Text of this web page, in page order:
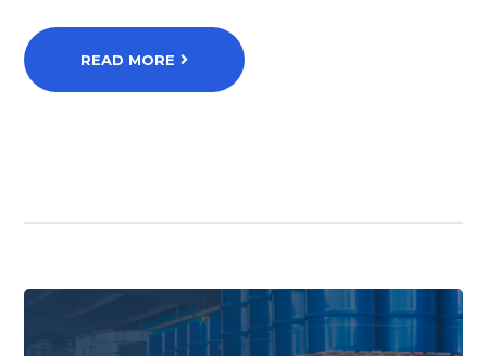
READ MORE